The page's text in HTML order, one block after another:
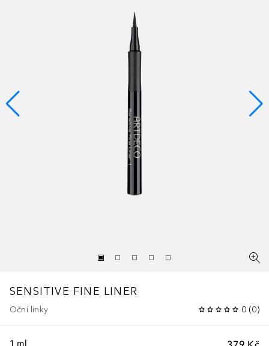
SENSITIVE FINE LINER
Oční linky 0 (0)
1 ml